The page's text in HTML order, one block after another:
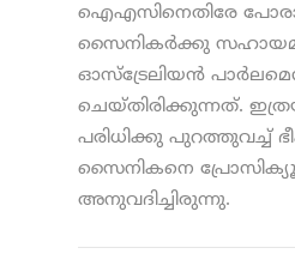
ഐഎസിനെതിരേ
സൈനികര്‍ക്കു
ഓസ്‌ട്രേലിയന്‍
ചെയ്തിരിക്കുന്നത്.
പരിധിക്കു പുറത്തുവച്ച്
സൈനികനെ
അനുവദിച്ചിരുന്നു.